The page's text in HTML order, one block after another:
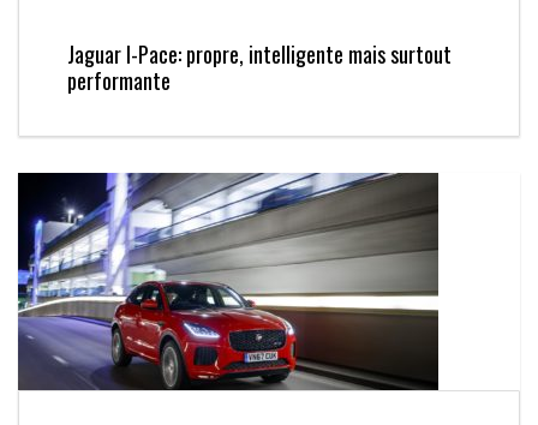
Jaguar I-Pace: propre, intelligente mais surtout
performante